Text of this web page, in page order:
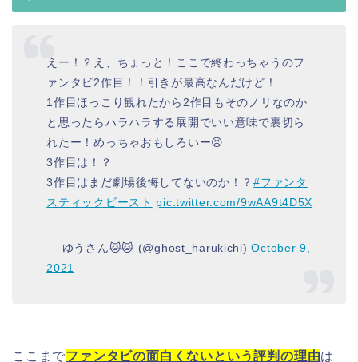
えー！？え、ちょっと！ここで終わっちゃうのフ
ァンタビ2作目！！引きが最高なんだけど！
1作目ほっこり観れたから2作目もそのノリなのか
と思ったらハラハラする展開でいい意味で裏切ら
れたー！めっちゃおもしろいー😣
3作目は！？
3作目はまだ劇場後悔してないのか！？#ファンタ
スティックビースト pic.twitter.com/9wAA9t4D5X
— ゆうさん🐱🐱 (@ghost_harukichi)October 9,
2021
ここまでファンタビの面白くないという評判の理由は